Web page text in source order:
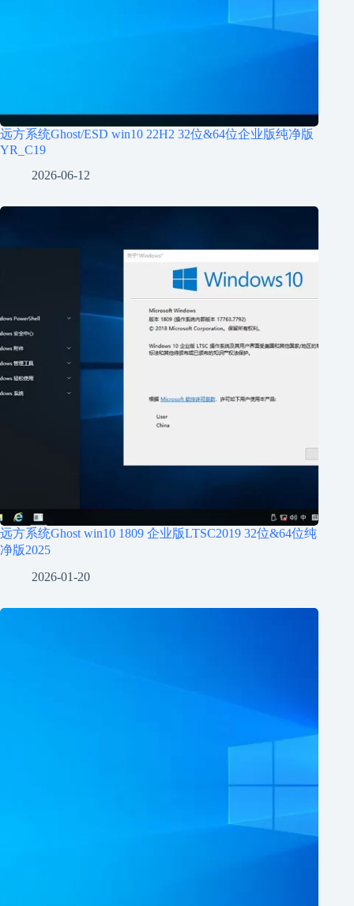
远方系统Ghost/ESD win10 22H2 32位&64位企业版纯净版
YR_C19
2026-06-12
远方系统Ghost win10 1809 企业版LTSC2019 32位&64位纯
净版2025
2026-01-20